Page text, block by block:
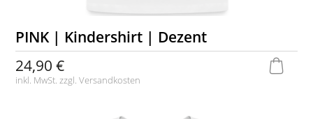
PINK | Kindershirt | Dezent
24,90 €
inkl. MwSt. zzgl.Versandkosten